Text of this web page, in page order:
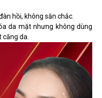
hồi, không săn chắc.
da mặt nhưng không dùng
da.